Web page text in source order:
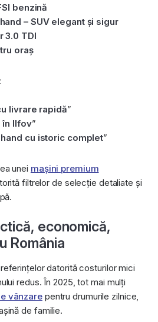
benzină
– SUV elegant și sigur
3.0 TDI
oraș
livrare rapidă”
în Ilfov”
cu istoric complet”
unei mașini premium
filtrelor de selecție detaliate și
economică,
România
datorită costurilor mici
redus. În 2025, tot mai mulți
vânzarepentru drumurile zilnice,
de familie.